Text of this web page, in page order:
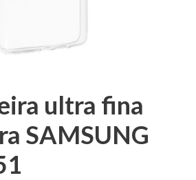
ultra fina
SAMSUNG